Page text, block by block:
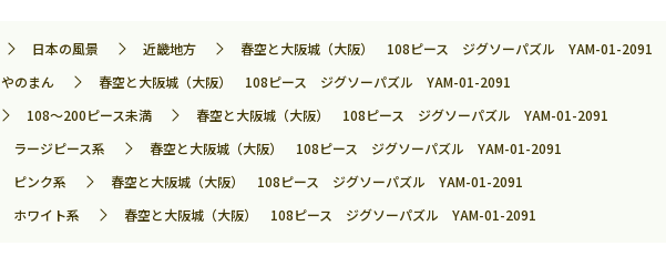
日本の風景 近畿地方
春空と大阪城（大阪） 108ピース ジグソーパズル YAM-01-2091
やのまん
春空と大阪城（大阪） 108ピース ジグソーパズル YAM-01-2091
108～200ピース未満
春空と大阪城（大阪） 108ピース ジグソーパズル YAM-01-2091
ラージピース系
春空と大阪城（大阪） 108ピース ジグソーパズル YAM-01-2091
ピンク系
春空と大阪城（大阪） 108ピース ジグソーパズル YAM-01-2091
ホワイト系 春空と大阪城（大阪） 108ピース ジグソーパズル YAM-01-2091